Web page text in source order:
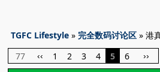
TGFC Lifestyle » 完全数码讨论区 » 港
77
‹‹ 1 2 3 4 5 6 ››